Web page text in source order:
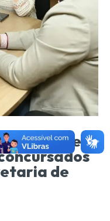
de